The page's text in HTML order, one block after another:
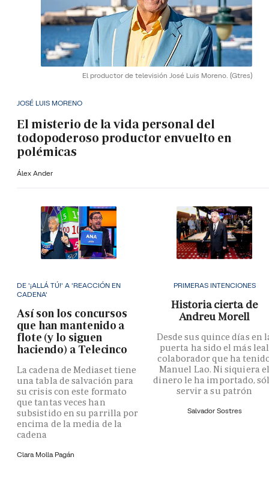
El productor de televisión José Luis Moreno. (Gtres)
JOSÉ LUIS MORENO
El misterio de la vida personal del
todopoderoso productor envuelto en
polémicas
Álex Ander
DE '¡ALLÁ TÚ!' A 'REACCIÓN EN
CADENA'
Así son los concursos
que han mantenido a
flote (y lo siguen
haciendo) a Telecinco
La cadena de Mediaset tiene
una tabla de salvación para
su crisis con este formato
que tantas veces han
subsistido en su parrilla por
encima de la media de la
cadena
Clara Molla Pagán
PRIMERAS INTENCIONES
Historia cierta de
Andreu Morell
Desde sus quince días en
puerta ha sido el más leal
colaborador que ha
Manuel Lao. Ni siquiera
dinero le ha importado,
servir a su patrón
Salvador Sostres